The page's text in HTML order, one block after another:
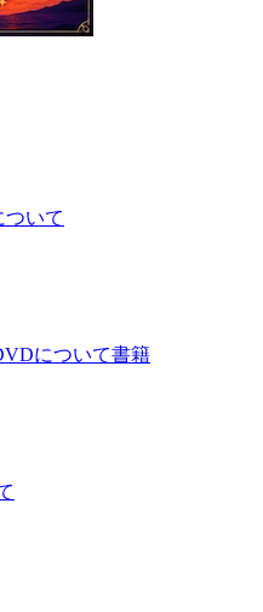
ついて
について書籍